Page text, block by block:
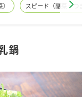
スピード（副菜・つ
鍋